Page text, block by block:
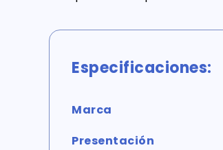
Especificaciones:
Marca
Presentación